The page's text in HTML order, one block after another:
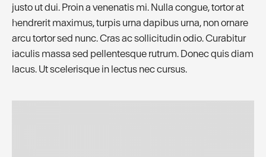
justo ut dui. Proin a venenatis mi. Nulla congue, tortor at
hendrerit maximus, turpis urna dapibus urna, non ornare
arcu tortor sed nunc. Cras ac sollicitudin odio. Curabitur
iaculis massa sed pellentesque rutrum. Donec quis diam
lacus. Ut scelerisque in lectus nec cursus.